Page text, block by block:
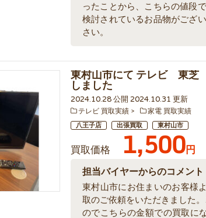
ったことから、こちらの値段
検討されているお品物がござ
さい。
東村山市にて テレビ 東芝
しました
2024.10.28 公開 2024.10.31 更新
テレビ 買取実績 家電 買取実績
八王子店 出張買取 東村山市
買取価格 1,500円
担当バイヤーからのコメント
東村山市にお住まいのお客様
取のご依頼をいただきました
のでこちらの金額での買取に